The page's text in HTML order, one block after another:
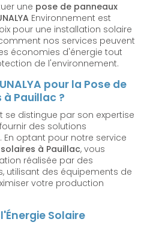
une pose de panneaux
Environnement est
pour une installation solaire
nos services peuvent
économies d'énergie tout
de l'environnement.
pour la Pose de
à Pauillac ?
se distingue par son expertise
des solutions
optant pour notre service
à Pauillac, vous
réalisée par des
utilisant des équipements de
votre production
Solaire